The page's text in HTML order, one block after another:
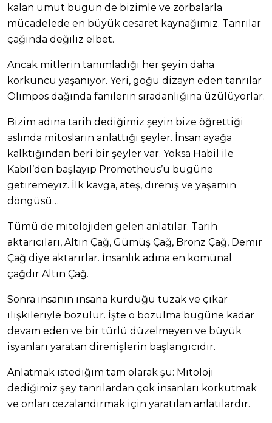
kalan umut bugün de bizimle ve zorbalarla
mücadelede en büyük cesaret kaynağımız. Tanrılar
çağında değiliz elbet.
Ancak mitlerin tanımladığı her şeyin daha
korkuncu yaşanıyor. Yeri, göğü dizayn eden tanrılar
Olimpos dağında fanilerin sıradanlığına üzülüyorlar.
Bizim adına tarih dediğimiz şeyin bize öğrettiği
aslında mitosların anlattığı şeyler. İnsan ayağa
kalktığından beri bir şeyler var. Yoksa Habil ile
Kabil’den başlayıp Prometheus’u bugüne
getiremeyiz. İlk kavga, ateş, direniş ve yaşamın
döngüsü…
Tümü de mitolojiden gelen anlatılar. Tarih
aktarıcıları, Altın Çağ, Gümüş Çağ, Bronz Çağ, Demir
Çağ diye aktarırlar. İnsanlık adına en komünal
çağdır Altın Çağ.
Sonra insanın insana kurduğu tuzak ve çıkar
ilişkileriyle bozulur. İşte o bozulma bugüne kadar
devam eden ve bir türlü düzelmeyen ve büyük
isyanları yaratan direnişlerin başlangıcıdır.
Anlatmak istediğim tam olarak şu: Mitoloji
dediğimiz şey tanrılardan çok insanları korkutmak
ve onları cezalandırmak için yaratılan anlatılardır.